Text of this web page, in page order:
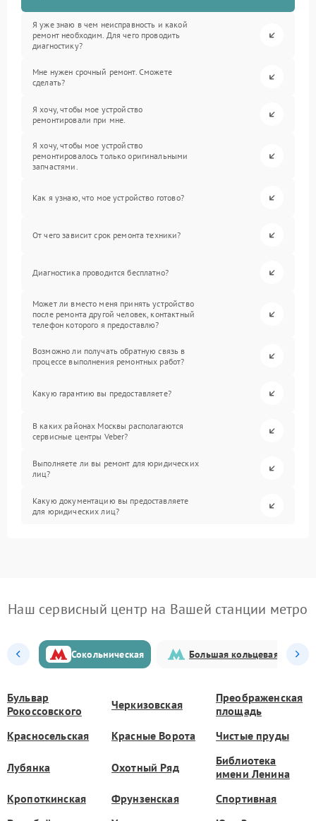
Я уже знаю в чем неисправность и какой
ремонт необходим. Для чего проводить
диагностику?
Мне нужен срочный ремонт. Сможете
сделать?
Я хочу, чтобы мое устройство
ремонтировали при мне.
Я хочу, чтобы мое устройство
ремонтировалось только оригинальными
запчастями.
Как я узнаю, что мое устройство готово?
От чего зависит срок ремонта техники?
Диагностика проводится бесплатно?
Может ли вместо меня принять устройство
после ремонта другой человек, контактный
телефон которого я предоставлю?
Возможно ли получать обратную связь в
процессе выполнения ремонтных работ?
Какую гарантию вы предоставляете?
В каких районах Москвы располагаются
сервисные центры Veber?
Выполняете ли вы ремонт для юридических
лиц?
Какую документацию вы предоставляете
для юридических лиц?
Наш сервисный центр на Вашей станции метро
Сокольническая Большая кольцевая
Бульвар
Рокоссовского
Черкизовская
Преображенская
площадь
Красносельская
Красные Ворота Чистые пруды
Лубянка Охотный Ряд
Библиотека
имени Ленина
Кропоткинская
Фрунзенская
Спортивная